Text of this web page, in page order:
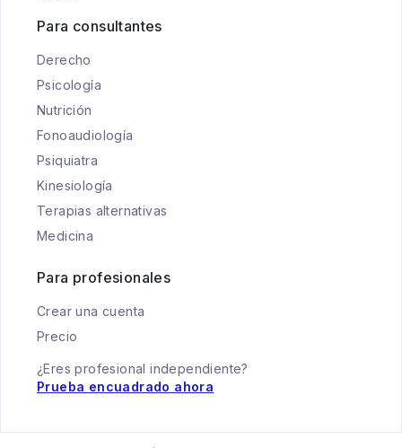
Para consultantes
Derecho
Psicología
Nutrición
Fonoaudiología
Psiquiatra
Kinesiología
Terapias alternativas
Medicina
Para profesionales
Crear una cuenta
Precio
¿Eres profesional independiente?
Prueba encuadrado ahora